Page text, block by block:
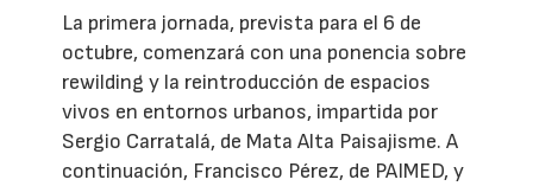
La primera jornada, prevista para el 6 de
octubre, comenzará con una ponencia sobre
rewilding y la reintroducción de espacios
vivos en entornos urbanos, impartida por
Sergio Carratalá, de Mata Alta Paisajisme. A
continuación, Francisco Pérez, de PAIMED, y